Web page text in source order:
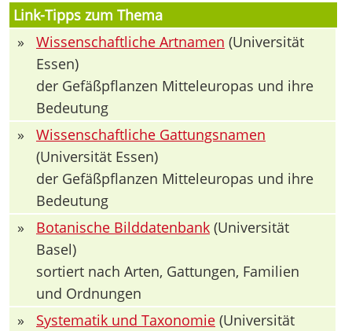
Link-Tipps zum Thema
»
Wissenschaftliche Artnamen (Universität
Essen)
der Gefäßpflanzen Mitteleuropas und ihre
Bedeutung
»
Wissenschaftliche Gattungsnamen
(Universität Essen)
der Gefäßpflanzen Mitteleuropas und ihre
Bedeutung
»
Botanische Bilddatenbank (Universität
Basel)
sortiert nach Arten, Gattungen, Familien
und Ordnungen
»
Systematik und Taxonomie (Universität